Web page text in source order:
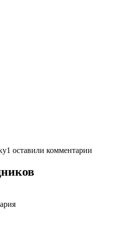
1 оставили комментарии